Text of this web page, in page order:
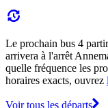
Le prochain bus 4
arrivera à l'arrêt
quelle fréquence les
horaires exacts, ouvrez
Voir tous les départs